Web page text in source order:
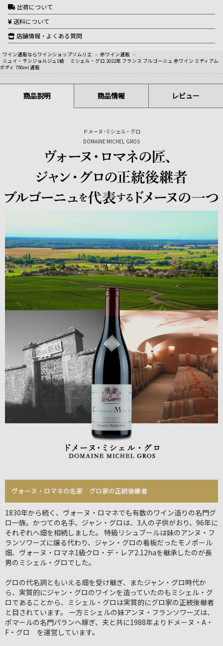
出荷について
送料について
店舗情報・よくある質問
ワイン通販ならワインショップソムリエ > 赤ワイン通販 >
ニュイ・サンジョルジュ1級 ミシェル・グロ 2022年 フランス ブルゴーニュ 赤ワイン ミディアム
ボディ 750ml 通販
商品説明 商品情報 レビュー
ドメーヌ･ミシェル・グロ
DOMAINE MICHEL GROS
ヴォーヌ・ロマネの名家 グロ家の正統後継者
1830年から続く、ヴォーヌ・ロマネでも有数のワイン造りの名門グ
ロ一族。かつての名手、ジャン・グロは、3人の子供がおり、96年に
それぞれへ畑を相続しました。 特級リシュブールは妹のアンヌ・フ
ランソワーズに譲る代わり、ジャン・グロの看板だったモノポール
畑、ヴォーヌ・ロマネ1級クロ・デ・レア2.12haを継承したのが長
男のミシェル・グロでした。
グロの代名詞ともいえる畑を受け継ぎ、またジャン・グロ時代か
ら、実質的にジャン・グロのワインを造っていたのもミシェル・グ
ロであることから、ミシェル・グロは実質的にグロ家の正統後継者
と目されています。 一方ミシェルの妹アンヌ・フランソワーズは、
ポマールの名門パランへ嫁ぎ、夫と共に1988年よりドメーヌ・A・
F・グロ を運営しています。